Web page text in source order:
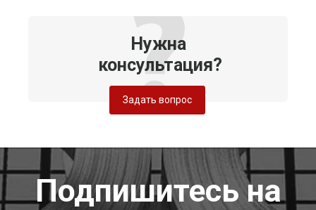
Нужна
консультация?
Задать вопрос
Подпишитесь на